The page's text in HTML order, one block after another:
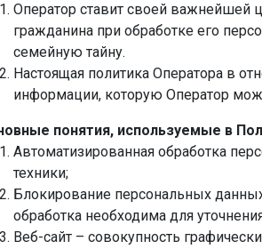
Оператор ставит своей важнейшей
гражданина при обработке его
семейную тайну.
Настоящая политика Оператора в
информации, которую Оператор
понятия, используемые в
Автоматизированная обработка
техники;
Блокирование персональных
обработка необходима для
Веб-сайт – совокупность